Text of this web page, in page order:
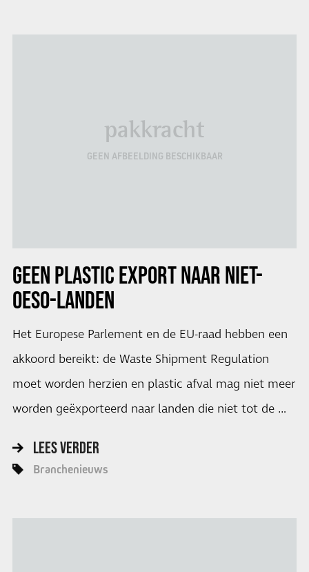
pakkracht
GEEN AFBEELDING BESCHIKBAAR
GEEN PLASTIC EXPORT NAAR NIET-
OESO-LANDEN
Het Europese Parlement en de EU-raad hebben een
akkoord bereikt: de Waste Shipment Regulation
moet worden herzien en plastic afval mag niet meer
worden geëxporteerd naar landen die niet tot de …
LEES VERDER
Branchenieuws